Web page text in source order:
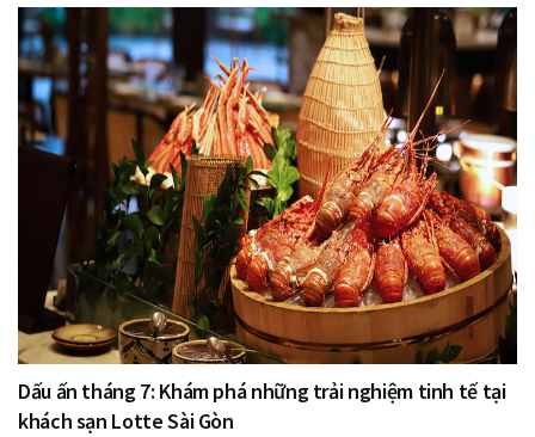
Dấu ấn tháng 7: Khám phá những trải nghiệm tinh tế tại
khách sạn Lotte Sài Gòn